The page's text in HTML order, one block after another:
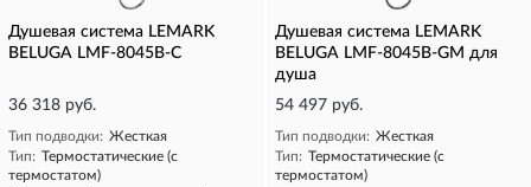
Душевая система LEMARK
BELUGA LMF-8045B-C
36 318 руб.
Тип подводки: Жесткая
Тип: Термостатические (с
термостатом)
Душевая система LEMARK
BELUGA LMF-8045B-GM для
душа
54 497 руб.
Тип подводки: Жесткая
Тип: Термостатические (с
термостатом)